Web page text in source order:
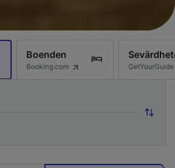
Boenden
Booking.com GetYourGuide